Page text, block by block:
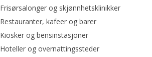
Frisørsalonger og skjønnhetsklinikker
Restauranter, kafeer og barer
Kiosker og bensinstasjoner
Hoteller og overnattingssteder